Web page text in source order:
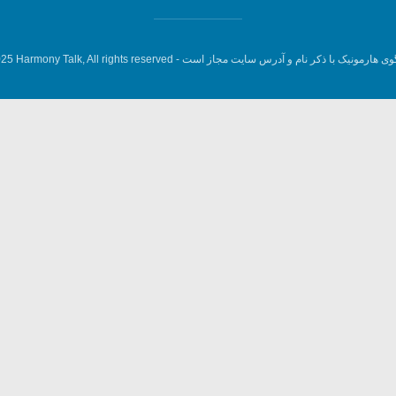
هارمونیک با ذکر نام و آدرس سایت مجاز است - Harmony Talk, All rights reserved.